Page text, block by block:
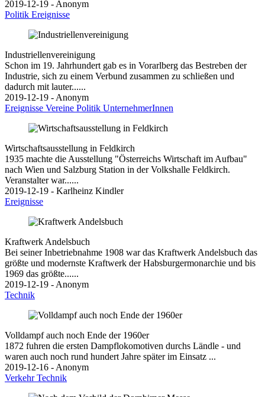
2019-12-19 - Anonym
Politik Ereignisse
Industriellenvereinigung
Schon im 19. Jahrhundert gab es in Vorarlberg das Bestreben der
Industrie, sich zu einem Verbund zusammen zu schließen und
dadurch mit lauter......
2019-12-19 - Anonym
Ereignisse Vereine Politik UnternehmerInnen
Wirtschaftsausstellung in Feldkirch
1935 machte die Ausstellung "Österreichs Wirtschaft im Aufbau"
nach Wien und Salzburg Station in der Volkshalle Feldkirch.
Veranstalter war......
2019-12-19 - Karlheinz Kindler
Ereignisse
Kraftwerk Andelsbuch
Bei seiner Inbetriebnahme 1908 war das Kraftwerk Andelsbuch das
größte und modernste Kraftwerk der Habsburgermonarchie und bis
1969 das größte......
2019-12-19 - Anonym
Technik
Volldampf auch noch Ende der 1960er
1872 fuhren die ersten Dampflokomotiven durchs Ländle - und
waren auch noch rund hundert Jahre später im Einsatz ...
2019-12-16 - Anonym
VerkehrTechnik